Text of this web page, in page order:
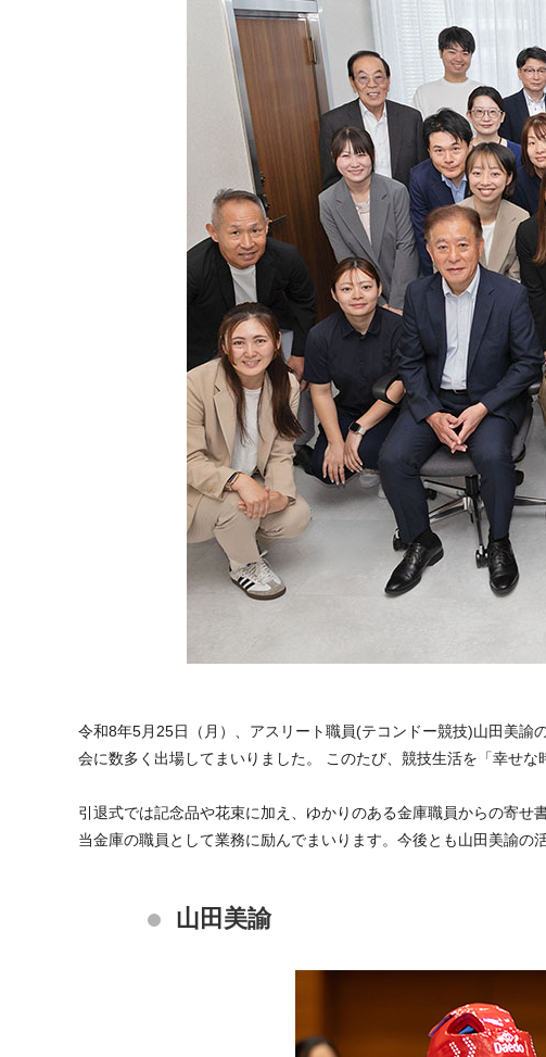
令和8年5月25日（月）、アスリート職員(テコンドー競技)山田美
会に数多く出場してまいりました。 このたび、競技生活を「幸せな
引退式では記念品や花束に加え、ゆかりのある金庫職員からの寄
当金庫の職員として業務に励んでまいります。今後とも山田美諭の
山田美諭